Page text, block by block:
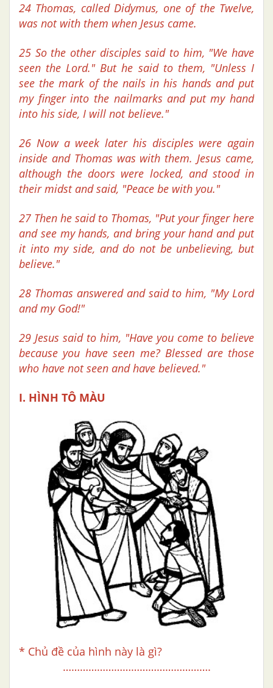
24 Thomas, called Didymus, one of the Twelve,
was not with them when Jesus came.
25 So the other disciples said to him, "We have
seen the Lord." But he said to them, "Unless I
see the mark of the nails in his hands and put
my finger into the nailmarks and put my hand
into his side, I will not believe."
26 Now a week later his disciples were again
inside and Thomas was with them. Jesus came,
although the doors were locked, and stood in
their midst and said, "Peace be with you."
27 Then he said to Thomas, "Put your finger here
and see my hands, and bring your hand and put
it into my side, and do not be unbelieving, but
believe."
28 Thomas answered and said to him, "My Lord
and my God!"
29 Jesus said to him, "Have you come to believe
because you have seen me? Blessed are those
who have not seen and have believed."
I. HÌNH TÔ MÀU
* Chủ đề của hình này là gì?
…………………………………………….